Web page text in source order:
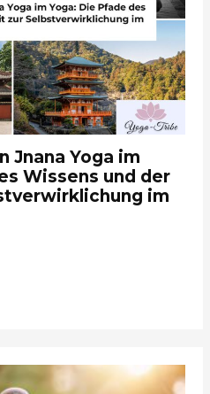
Jnana Yoga im
Wissens und der
im